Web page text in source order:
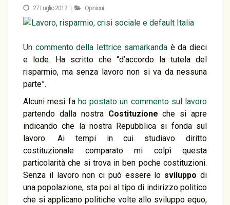
27 Luglio 2012 | Opinioni
Un commento della lettrice samarkanda è da dieci
e lode. Ha scritto che “d’accordo la tutela del
risparmio, ma senza lavoro non si va da nessuna
parte”.
Alcuni mesi fa ho postato un commento sul lavoro
partendo dalla nostra Costituzione che si apre
indicando che la nostra Repubblica si fonda sul
lavoro. Ai tempi in cui studiavo diritto
costituzionale comparato mi colpì questa
particolarità che si trova in ben poche costituzioni.
Senza il lavoro non ci può essere lo sviluppo di
una popolazione, sta poi al tipo di indirizzo politico
che si applicano politiche volte allo sviluppo equo,